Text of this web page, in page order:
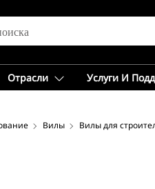
Отрасли Услуги И
Вилы Вилы для